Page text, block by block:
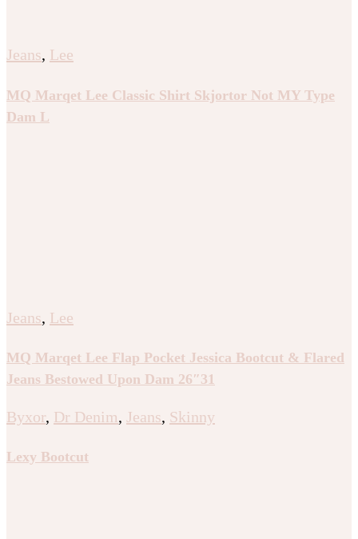
Jeans, Lee
MQ Marqet Lee Classic Shirt Skjortor Not MY Type
Dam L
Jeans, Lee
MQ Marqet Lee Flap Pocket Jessica Bootcut & Flared
Jeans Bestowed Upon Dam 26″31
Byxor, Dr Denim, Jeans, Skinny
Lexy Bootcut